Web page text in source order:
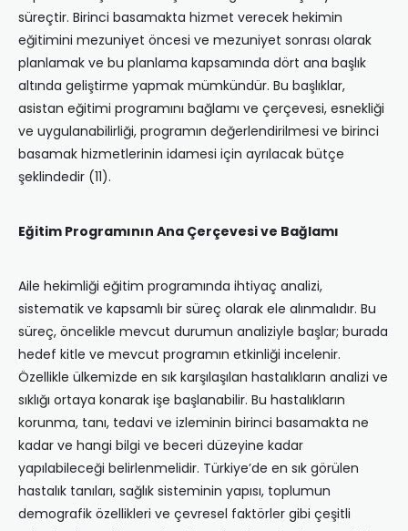
süreçtir. Birinci basamakta hizmet verecek hekimin
eğitimini mezuniyet öncesi ve mezuniyet sonrası olarak
planlamak ve bu planlama kapsamında dört ana başlık
altında geliştirme yapmak mümkündür. Bu başlıklar,
asistan eğitimi programını bağlamı ve çerçevesi, esnekliği
ve uygulanabilirliği, programın değerlendirilmesi ve birinci
basamak hizmetlerinin idamesi için ayrılacak bütçe
şeklindedir (11).
Eğitim Programının Ana Çerçevesi ve Bağlamı
Aile hekimliği eğitim programında ihtiyaç analizi,
sistematik ve kapsamlı bir süreç olarak ele alınmalıdır. Bu
süreç, öncelikle mevcut durumun analiziyle başlar; burada
hedef kitle ve mevcut programın etkinliği incelenir.
Özellikle ülkemizde en sık karşılaşılan hastalıkların analizi ve
sıklığı ortaya konarak işe başlanabilir. Bu hastalıkların
korunma, tanı, tedavi ve izleminin birinci basamakta ne
kadar ve hangi bilgi ve beceri düzeyine kadar
yapılabileceği belirlenmelidir. Türkiye’de en sık görülen
hastalık tanıları, sağlık sisteminin yapısı, toplumun
demografik özellikleri ve çevresel faktörler gibi çeşitli